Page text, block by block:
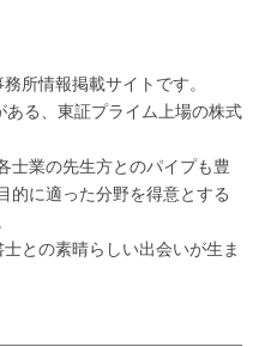
所情報掲載サイトです。
る、東証プライム上場の株式
士業の先生方とのパイプも豊
的に適った分野を得意とする
との素晴らしい出会いが生ま